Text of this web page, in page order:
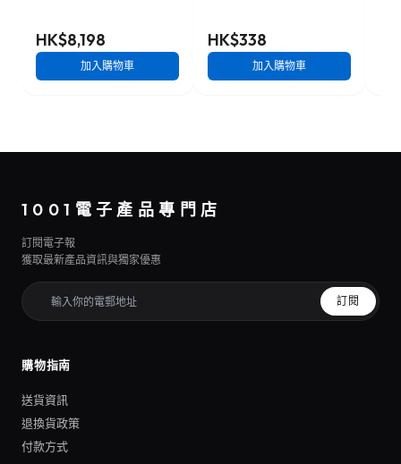
HK$8,198
加入購物車
HK$338
加入購物車
1001電子產品專門店
訂閱電子報
獲取最新產品資訊與獨家優惠
訂閱
購物指南
送貨資訊
退換貨政策
付款方式